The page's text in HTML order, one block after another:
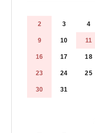
2 3 4
9 10 11
16 17 18
23 24 25
30 31